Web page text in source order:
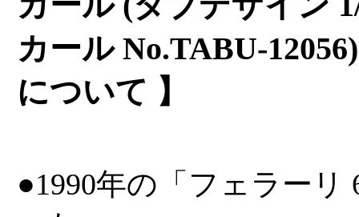
カール No.TABU-
について 】
●1990年の「フェラーリ